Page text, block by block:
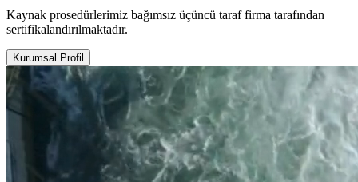
Kaynak prosedürlerimiz bağımsız üçüncü taraf firma tarafından
sertifikalandırılmaktadır.
Kurumsal Profil